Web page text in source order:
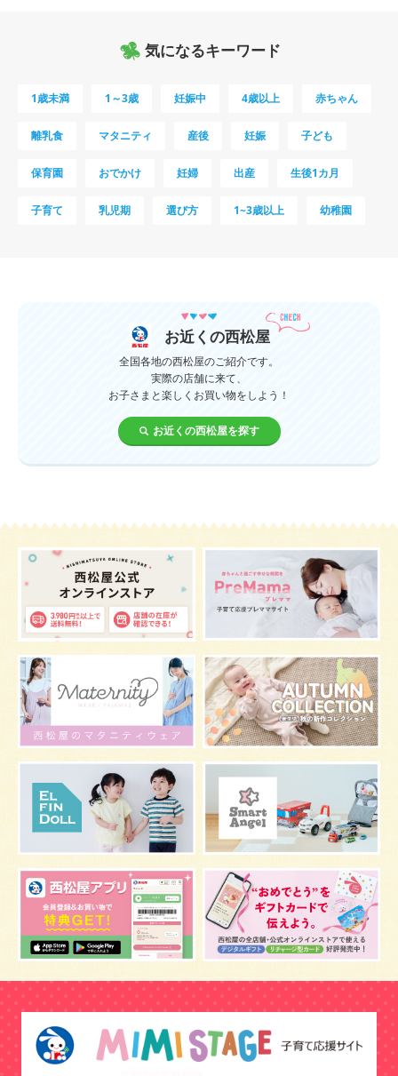
気になるキーワード
1歳未満 1～3歳 妊娠中 4歳以上 赤ちゃん
離乳食 マタニティ 産後 妊娠 子ども
保育園 おでかけ 妊婦 出産 生後1カ月
子育て 乳児期 選び方 1~3歳以上 幼稚園
ベビーカー
おむつ 出産準備
遊ぶ 夏 イヤイヤ期
あせも 汗 エアコン
適切温度 帽子 授乳 チャイルドシート
ベビー服 小学生 家族写真 産休 お昼寝
改善 枕 メニュー
グッズ お七夜 お宮参り 初節句
肌 抱っこ スキンケア お肌
マタニティウェア おしゃぶり 絵本 肌着
夜間断乳 お風呂 嫌がる うんち 髪の毛
視力 虫よけ
骨盤ベルトの基礎知識 骨盤ベルトの効果 栄養素
保存 マスク 予防
骨盤ベルトの注意点 感染症 双子
しこり おっぱい 水着 安全対策 おすすめ
マザーバッグ 予防注射 幼児期 アレルギー
反抗期 双胎妊娠 便秘 うなぎ 乳幼児
抜け毛 おしゃれ 目 風邪
陣痛バッグ
お近くの西松屋
全国各地の西松屋のご紹介です。
実際の店舗に来て、
お子さまと楽しくお買い物をしよう！
お近くの西松屋を探す